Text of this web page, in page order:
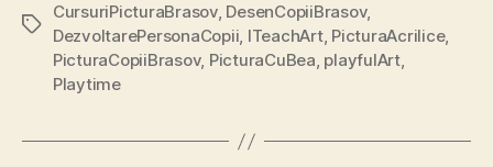
Etichete
CursuriPicturaBrasov, DesenCopiiBrasov,
DezvoltarePersonaCopii, ITeachArt, PicturaAcrilice,
PicturaCopiiBrasov, PicturaCuBea, playfulArt,
Playtime